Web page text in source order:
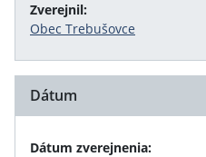
Zverejnil:
Obec Trebušovce
Dátum
Dátum zverejnenia: